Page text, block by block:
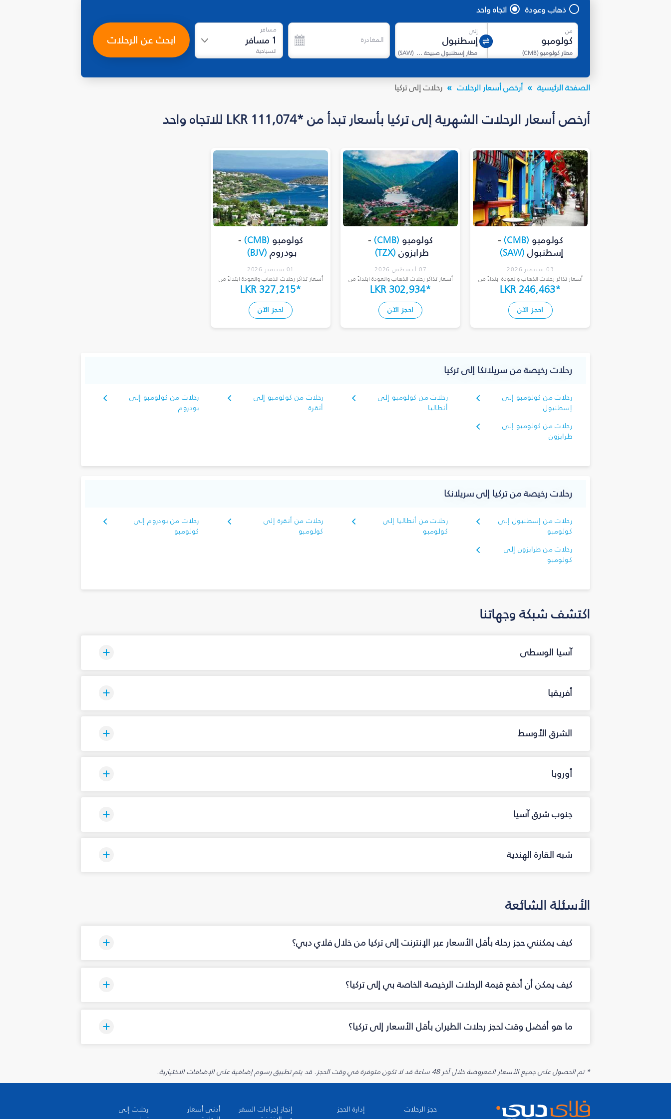
ذهاب وعودة اتجاه واحد
من
مطار كولومبو (
CMB
)
إلى
مطار إسطنبول صبيحة كوكجن الدولي (
SAW
)
المغادرة
مسافر
1 مسافر
السياحية
ابحث عن الرحلات
الصفحة الرئيسية أرخص أسعار الرحلات رحلات إلى تركيا
أرخص أسعار الرحلات الشهرية إلى تركيا بأسعار تبدأ من *LKR 111,074 للاتجاه واحد
كولومبو (
CMB
)
-
إسطنبول (
SAW
)
03 سبتمبر 2026
أسعار تذاكر رحلات الذهاب والعودة ابتداءً من
LKR 246,463*
احجز الآن
كولومبو (
CMB
)
-
طرابزون (
TZX
)
07 أغسطس 2026
أسعار تذاكر رحلات الذهاب والعودة ابتداءً من
LKR 302,934*
احجز الآن
كولومبو (
CMB
)
-
بودروم (
BJV
)
01 سبتمبر 2026
أسعار تذاكر رحلات الذهاب والعودة ابتداءً من
LKR 327,215*
احجز الآن
رحلات رخيصة من سريلانكا إلى تركيا
رحلات من كولومبو إلى
إسطنبول
رحلات من كولومبو إلى
أنطاليا
رحلات من كولومبو إلى
أنقرة
رحلات من كولومبو إلى
بودروم
رحلات من كولومبو إلى
طرابزون
رحلات رخيصة من تركيا إلى سريلانكا
رحلات من إسطنبول إلى
كولومبو
رحلات من أنطاليا إلى
كولومبو
رحلات من أنقرة إلى
كولومبو
رحلات من بودروم إلى
كولومبو
رحلات من طرابزون إلى
كولومبو
اكتشف شبكة وجهاتنا
آسيا الوسطى
أفريقيا
الشرق الأوسط
أوروبا
جنوب شرق آسيا
شبه القارة الهندية
الأسئلة الشائعة
كيف يمكنني حجز رحلة بأقل الأسعار عبر الإنترنت إلى تركيا من خلال فلاي دبي؟
كيف يمكن أن أدفع قيمة الرحلات الرخيصة الخاصة بي إلى تركيا؟
ما هو أفضل وقت لحجز رحلات الطيران بأقل الأسعار إلى تركيا؟
* تم الحصول على جميع الأسعار المعروضة خلال آخر 48 ساعة قد لا تكون متوفرة في وقت الحجز. قد يتم تطبيق رسوم إضافية على الإضافات الاختيارية.
حجز الرحلات إدارة الحجز
إنجاز إجراءات السفر
أدنى أسعار
رحلات إلى